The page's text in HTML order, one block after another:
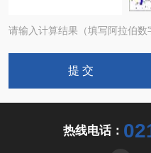
请输入计算结果（填写阿拉伯数
热线电话：